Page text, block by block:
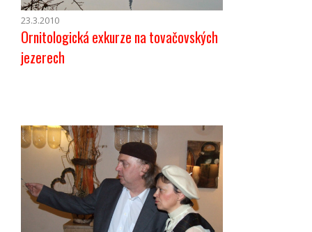
23.3.2010
Ornitologická exkurze na tovačovských
jezerech